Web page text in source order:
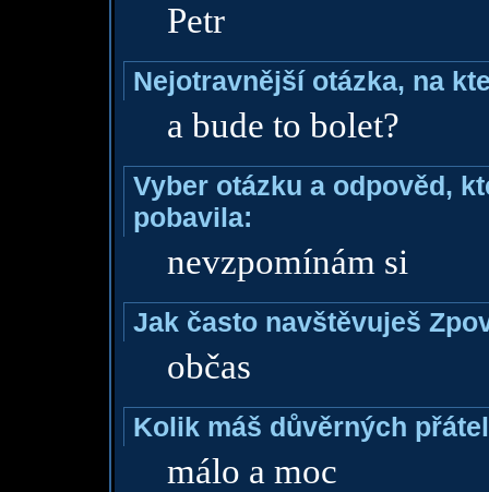
Petr
Nejotravnější otázka, na
a bude to bolet?
Vyber otázku a odpověd,
pobavila:
nevzpomínám si
Jak často navštěvuješ
občas
Kolik máš důvěrných
málo a moc